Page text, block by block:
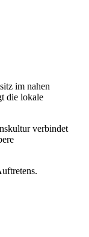
im nahen
die lokale
verbindet